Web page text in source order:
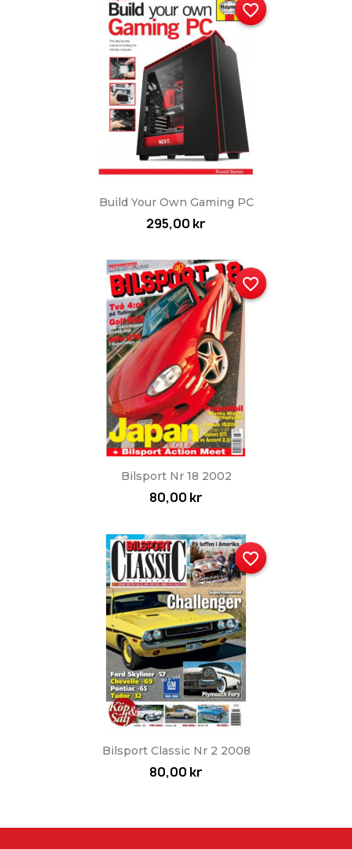
Build Your Own Gaming PC
295,00 kr
favorite_border
Bilsport Nr 18 2002
80,00 kr
favorite_border
Bilsport Classic Nr 2 2008
80,00 kr
favorite_border